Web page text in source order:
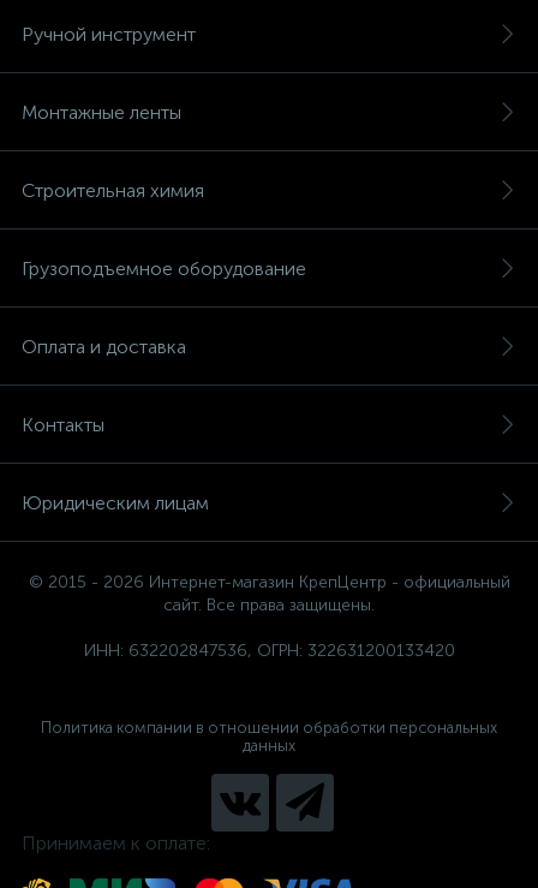
Ручной инструмент
Монтажные ленты
Строительная химия
Грузоподъемное оборудование
Оплата и доставка
Контакты
Юридическим лицам
© 2015 - 2026 Интернет-магазин КрепЦентр - официальный
сайт. Все права защищены.
ИНН: 632202847536, ОГРН: 322631200133420
Политика компании в отношении обработки персональных
данных
Принимаем к оплате: